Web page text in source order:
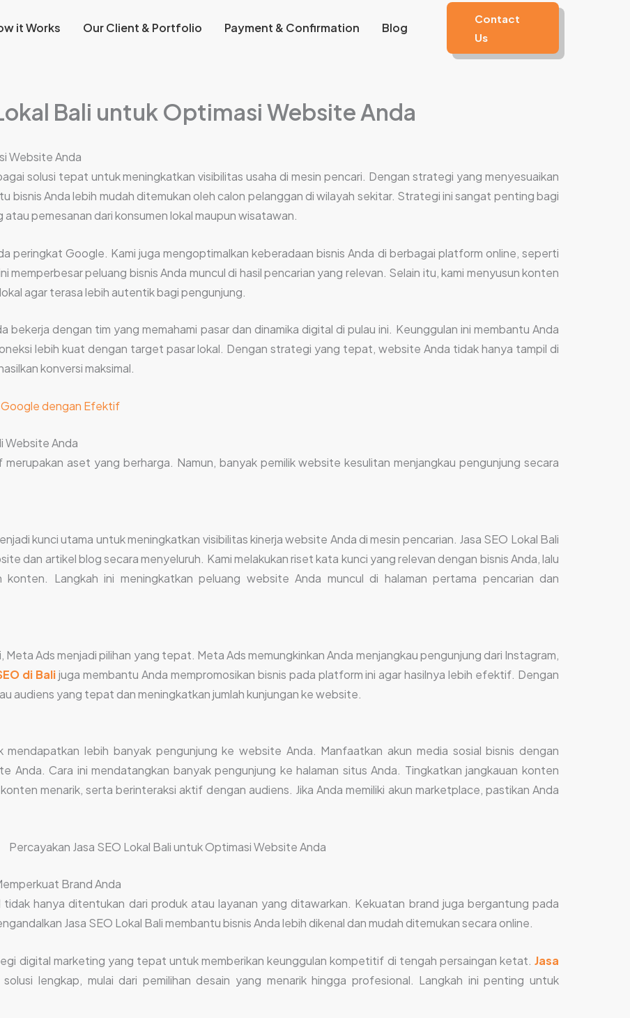
it Works Our Client & Portfolio Payment & Confirmation Blog
Contact
Us
Bali untuk Optimasi Website Anda
Website Anda
solusi tepat untuk meningkatkan visibilitas usaha di mesin pencari. Dengan strategi yang menyesuaikan
bisnis Anda lebih mudah ditemukan oleh calon pelanggan di wilayah sekitar. Strategi ini sangat penting bagi
pemesanan dari konsumen lokal maupun wisatawan.
peringkat Google. Kami juga mengoptimalkan keberadaan bisnis Anda di berbagai platform online, seperti
peluang bisnis Anda muncul di hasil pencarian yang relevan. Selain itu, kami menyusun konten
agar terasa lebih autentik bagi pengunjung.
bekerja dengan tim yang memahami pasar dan dinamika digital di pulau ini. Keunggulan ini membantu Anda
lebih kuat dengan target pasar lokal. Dengan strategi yang tepat, website Anda tidak hanya tampil di
konversi maksimal.
Google dengan Efektif
Website Anda
aset yang berharga. Namun, banyak pemilik website kesulitan menjangkau pengunjung secara
kunci utama untuk meningkatkan visibilitas kinerja website Anda di mesin pencarian. Jasa SEO Lokal Bali
dan artikel blog secara menyeluruh. Kami melakukan riset kata kunci yang relevan dengan bisnis Anda, lalu
Langkah ini meningkatkan peluang website Anda muncul di halaman pertama pencarian dan
Meta Ads menjadi pilihan yang tepat. Meta Ads memungkinkan Anda menjangkau pengunjung dari Instagram,
di Balijuga membantu Anda mempromosikan bisnis pada platform ini agar hasilnya lebih efektif. Dengan
audiens yang tepat dan meningkatkan jumlah kunjungan ke website.
mendapatkan lebih banyak pengunjung ke website Anda. Manfaatkan akun media sosial bisnis dengan
Anda. Cara ini mendatangkan banyak pengunjung ke halaman situs Anda. Tingkatkan jangkauan konten
menarik, serta berinteraksi aktif dengan audiens. Jika Anda memiliki akun marketplace, pastikan Anda
Brand Anda
hanya ditentukan dari produk atau layanan yang ditawarkan. Kekuatan brand juga bergantung pada
Jasa SEO Lokal Bali membantu bisnis Anda lebih dikenal dan mudah ditemukan secara online.
digital marketing yang tepat untuk memberikan keunggulan kompetitif di tengah persaingan ketat. Jasa
lengkap, mulai dari pemilihan desain yang menarik hingga profesional. Langkah ini penting untuk